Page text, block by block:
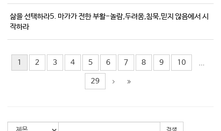
삶을 선택하라5. 마가가 전한 부활-놀람,두려움,침묵,믿지 않음에서 시
작하라
1 2 3 4 5 6 7 8 9 10 ...
29